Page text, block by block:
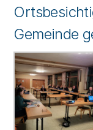
Gemeinde